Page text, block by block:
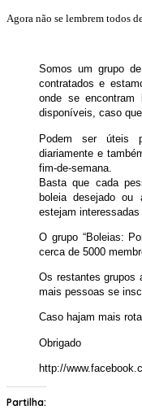
Agora não se lembrem todos
Somos um grupo
contratados e
onde se encontram
disponíveis, caso
Podem ser úteis
diariamente e
fim-de-semana.
Basta que cada
boleia desejado ou
estejam
O grupo “Boleias:
cerca de 5000
Os restantes grupos
mais pessoas se
Caso hajam mais
Obrigado
http://
Partilha: